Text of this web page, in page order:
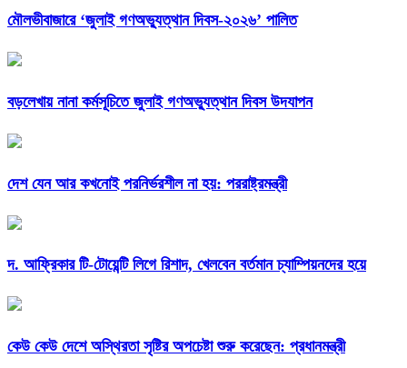
মৌলভীবাজারে ‘জুলাই গণঅভ্যুত্থান দিবস-২০২৬’ পালিত
বড়লেখায় নানা কর্মসূচিতে জুলাই গণঅভ্যুত্থান দিবস উদযাপন
দেশ যেন আর কখনোই পরনির্ভরশীল না হয়: পররাষ্ট্রমন্ত্রী
দ. আফ্রিকার টি-টোয়েন্টি লিগে রিশাদ, খেলবেন বর্তমান চ্যাম্পিয়নদের হয়ে
কেউ কেউ দেশে অস্থিরতা সৃষ্টির অপচেষ্টা শুরু করেছেন: প্রধানমন্ত্রী